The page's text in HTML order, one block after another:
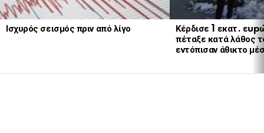
Ισχυρός σεισμός πριν από λίγο
Κέρδισε 1 εκατ.
πέταξε κατά λάθος
εντόπισαν άθικτο